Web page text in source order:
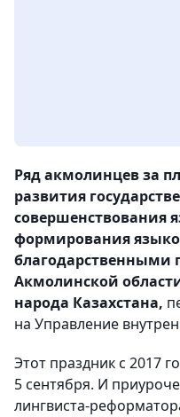
Ряд акмолинцев за
развития
совершенствования
формирования
Акмолинской
народа Казахстана,
на Управление
Этот праздник с 2017
5 сентября. И
лингвиста-